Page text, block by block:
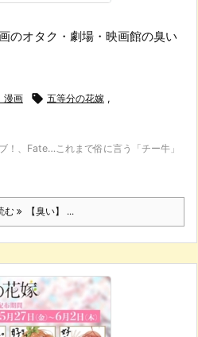
のオタク・劇場・映画館の臭い
漫画  五等分の花嫁 ,
！、Fate…これまで俗に言う「チー牛」
む 【臭い】 ...